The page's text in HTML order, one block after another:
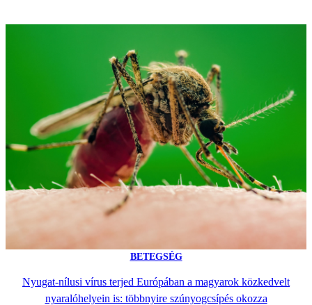
BETEGSÉG
Nyugat-nílusi vírus terjed Európában a magyarok közkedvelt
nyaralóhelyein is: többnyire szúnyogcsípés okozza